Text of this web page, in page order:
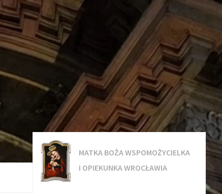
MATKA BOŻA WSPOMOŻYCIELKA
I OPIEKUNKA WROCŁAWIA